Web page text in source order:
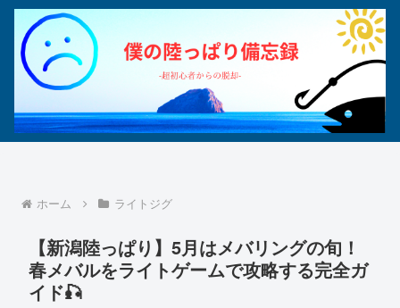
ホーム ライトジグ
【新潟陸っぱり】5月はメバリングの旬！
春メバルをライトゲームで攻略する完全ガ
イド🎣